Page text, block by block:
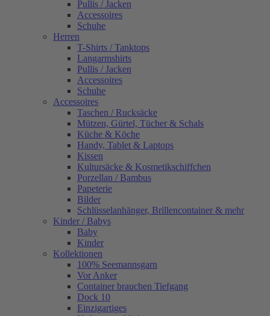
Pullis / Jacken
Accessoires
Schuhe
Herren
T-Shirts / Tanktops
Langarmshirts
Pullis / Jacken
Accessoires
Schuhe
Accessoires
Taschen / Rucksäcke
Mützen, Gürtel, Tücher & Schals
Küche & Köche
Handy, Tablet & Laptops
Kissen
Kultursäcke & Kosmetikschiffchen
Porzellan / Bambus
Papeterie
Bilder
Schlüsselanhänger, Brillencontainer & mehr
Kinder / Babys
Baby
Kinder
Kollektionen
100% Seemannsgarn
Vor Anker
Container brauchen Tiefgang
Dock 10
Einzigartiges